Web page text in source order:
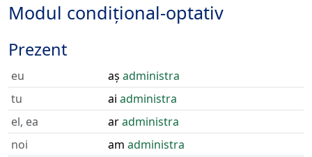
Modul condițional-optativ
Prezent
eu aș administra
tu
ai administra
el, ea
aradministra
noi
am administra